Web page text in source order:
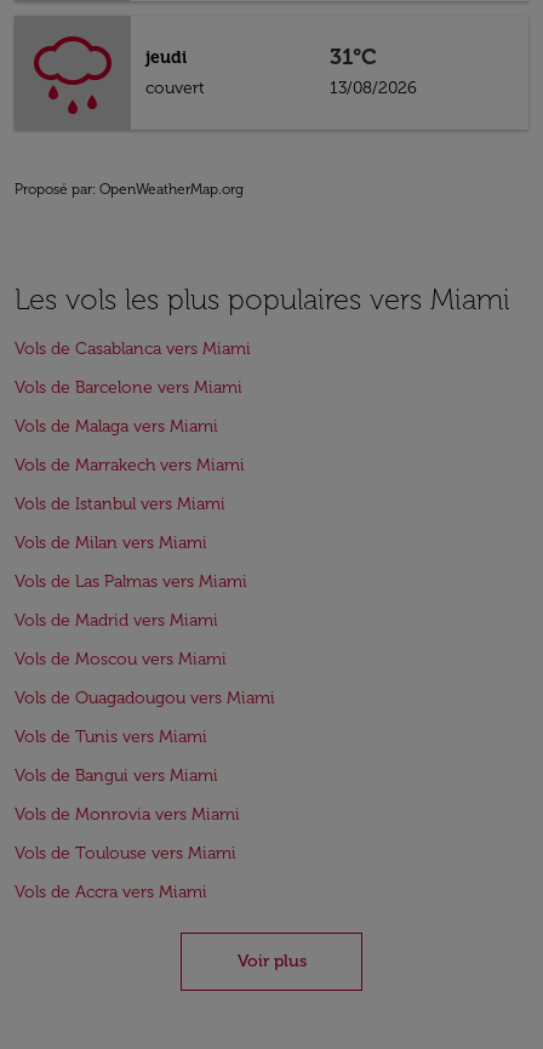
jeudi
couvert
31°C
13/08/2026
Proposé par: OpenWeatherMap.org
Les vols les plus populaires vers Miami
Vols de Casablanca vers Miami
Vols de Barcelone vers Miami
Vols de Malaga vers Miami
Vols de Marrakech vers Miami
Vols de Istanbul vers Miami
Vols de Milan vers Miami
Vols de Las Palmas vers Miami
Vols de Madrid vers Miami
Vols de Moscou vers Miami
Vols de Ouagadougou vers Miami
Vols de Tunis vers Miami
Vols de Bangui vers Miami
Vols de Monrovia vers Miami
Vols de Toulouse vers Miami
Vols de Accra vers Miami
Voir plus